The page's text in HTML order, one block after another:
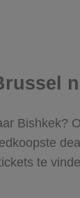
Bishkek?
te